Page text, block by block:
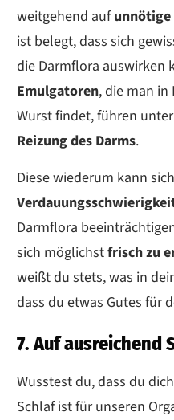
weitgehend auf
ist belegt, dass sich
die Darmflora auswirken
Emulgatoren, die man in
Wurst findet, führen
Reizung des Darms.
Diese wiederum kann
Darmflora
sich möglichstfrisch zu
weißt du stets, was in
dass du etwas Gutes für
7. Auf ausreichend
Wusstest du, dass du dich
Schlaf ist für unseren